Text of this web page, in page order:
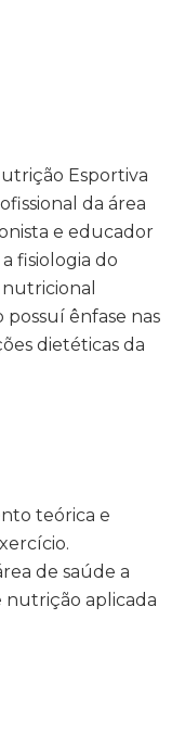
Esportiva
da área
e educador
fisiologia do
possuí ênfase nas
dietéticas da
teórica e
de saúde a
nutrição aplicada